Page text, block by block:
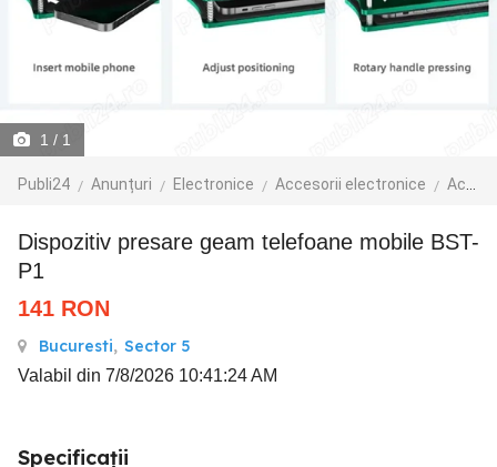
1 / 1
Publi24 Anunțuri Electronice Accesorii electronice Accesorii telefoane mobile
Dispozitiv presare geam telefoane mobile BST-
P1
141 RON
Bucuresti, Sector 5
Valabil din 7/8/2026 10:41:24 AM
Specificații